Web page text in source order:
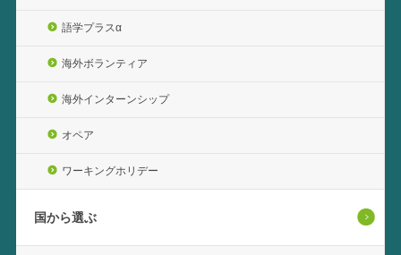
語学プラスα
海外ボランティア
海外インターンシップ
オペア
ワーキングホリデー
国から選ぶ